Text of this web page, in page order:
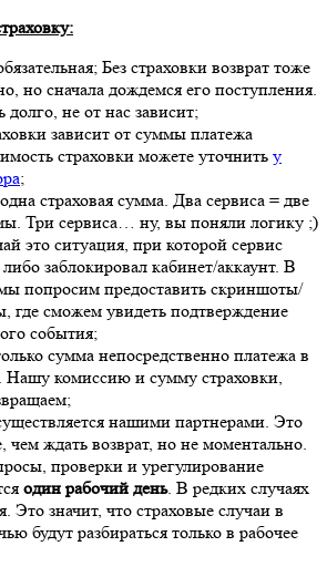
Без страховки возврат тоже
но сначала дождемся его поступления.
не от нас зависит;
зависит от суммы платежа
страховки можете уточнить у
;
страховая сумма. Два сервиса = две
Три сервиса… ну, вы поняли логику ;)
это ситуация, при которой сервис
либо заблокировал кабинет/аккаунт. В
попросим предоставить скриншоты/
где сможем увидеть подтверждение
события;
сумма непосредственно платежа в
Нашу комиссию и сумму страховки,
нашими партнерами. Это
чем ждать возврат, но не моментально.
проверки и урегулирование
один рабочий день. В редких случаях
Это значит, что страховые случаи в
будут разбираться только в рабочее